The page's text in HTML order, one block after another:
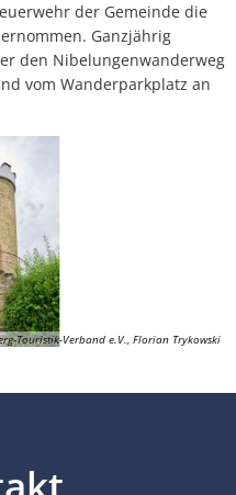
der Gemeinde die
Ganzjährig
den Nibelungenwanderweg
vom Wanderparkplatz an
Touristik-Verband e.V., Florian Trykowski